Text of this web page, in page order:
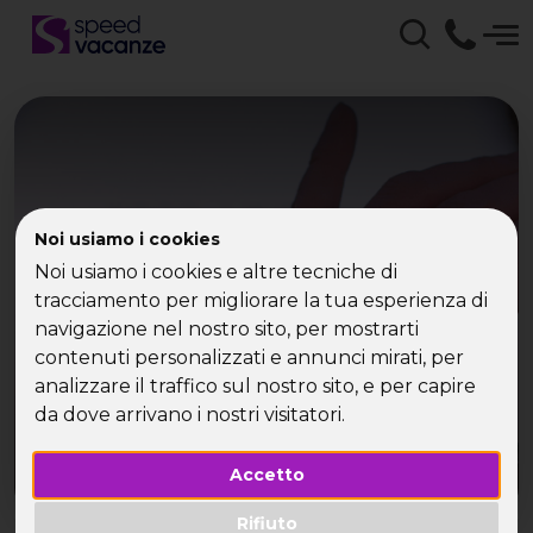
Noi usiamo i cookies
Noi usiamo i cookies e altre tecniche di
tracciamento per migliorare la tua esperienza di
navigazione nel nostro sito, per mostrarti
contenuti personalizzati e annunci mirati, per
analizzare il traffico sul nostro sito, e per capire
da dove arrivano i nostri visitatori.
Accetto
Rifiuto
2020: LE DONNE
SCELGONO
L’AVVENTURA